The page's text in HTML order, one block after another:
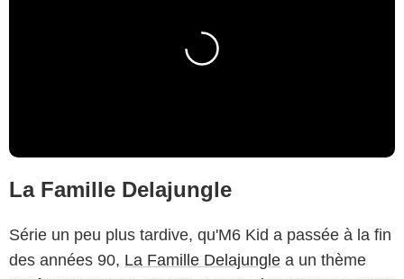
La Famille Delajungle
Série un peu plus tardive, qu'M6 Kid a passée à la fin
des années 90, La Famille Delajungle a un thème